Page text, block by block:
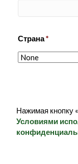
Страна*
Нажимая кнопку
Условиями